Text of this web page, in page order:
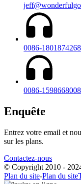
0086-
0086-
Enquête
Entrez votre email et
sur les plans.
Contactez-nous
© Copyright 2010 -
Plan du site-Plan du